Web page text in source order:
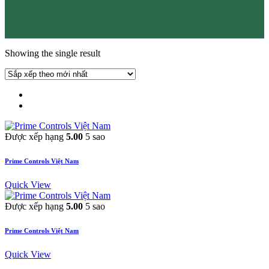
Showing the single result
Được xếp hạng 5.00 5 sao
Prime Controls Việt Nam
Quick View
Được xếp hạng 5.00 5 sao
Prime Controls Việt Nam
Quick View